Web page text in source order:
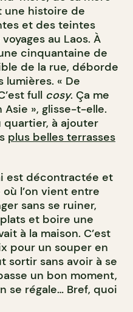
une histoire de
et des teintes
au Laos. À
cinquantaine de
de la rue, déborde
« De
full cosy. Ça me
Asie », glisse-t-elle.
à ajouter
plus belles terrasses
est décontractée et
où l’on vient entre
sans se ruiner,
et boire une
à la maison. C’est
pour un souper en
sortir sans avoir à se
un bon moment,
se régale… Bref, quoi